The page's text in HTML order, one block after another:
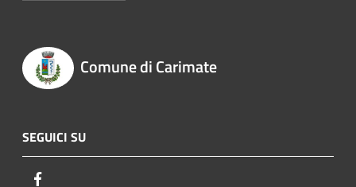
Comune di Carimate
SEGUICI SU